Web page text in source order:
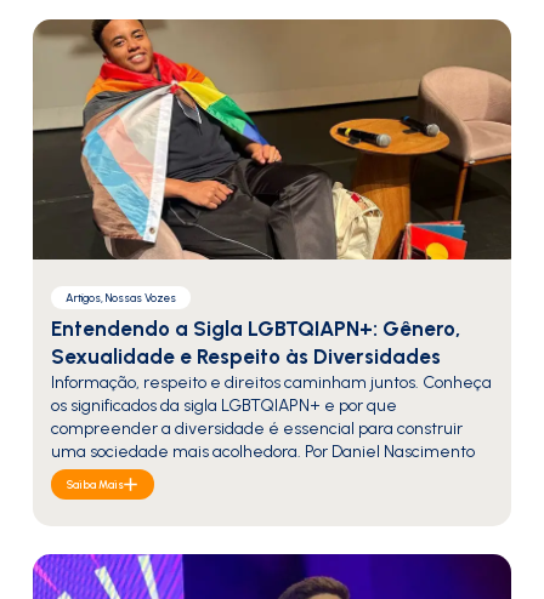
Artigos, Nossas Vozes
Entendendo a Sigla LGBTQIAPN+: Gênero,
Sexualidade e Respeito às Diversidades
Informação, respeito e direitos caminham juntos. Conheça
os significados da sigla LGBTQIAPN+ e por que
compreender a diversidade é essencial para construir
uma sociedade mais acolhedora. Por Daniel Nascimento
Saiba Mais